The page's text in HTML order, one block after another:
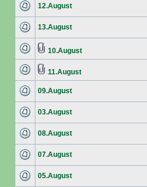
12.August
13.August
10.August
11.August
09.August
03.August
08.August
07.August
05.August